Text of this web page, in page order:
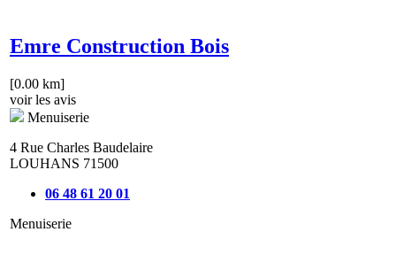
Emre Construction Bois
[0.00 km]
voir les avis
Menuiserie
4 Rue Charles Baudelaire
LOUHANS 71500
06 48 61 20 01
Menuiserie